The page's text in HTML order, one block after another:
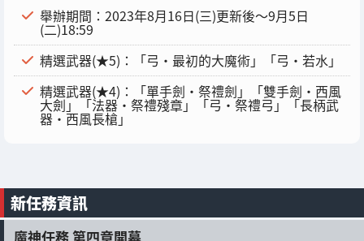
舉辦期間：2023年8月16日(三)更新後〜9月5日
(二)18:59
精選武器(★5)：「弓・最初的大魔術」「弓・若水」
精選武器(★4)：「單手劍・祭禮劍」「雙手劍・西風
大劍」「法器・祭禮殘章」「弓・祭禮弓」「長柄武
器・西風長槍」
新任務資訊
魔神任務 第四章開幕